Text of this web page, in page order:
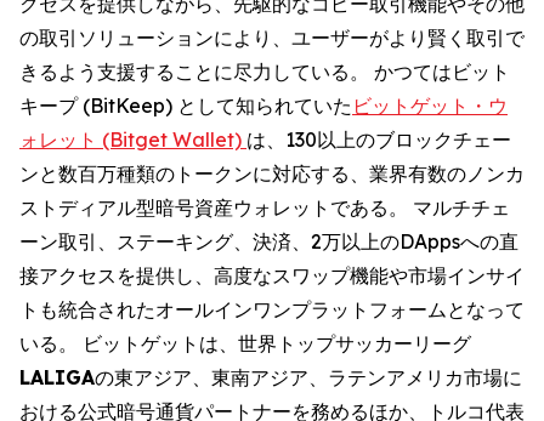
の取引ソリューションにより、ユーザーがより賢く取引で
きるよう支援することに尽力している。 かつてはビット
キープ (BitKeep) として知られていた ビットゲット・ウ
ォレット (Bitget Wallet) は、130以上のブロックチェー
ンと数百万種類のトークンに対応する、業界有数のノンカ
ストディアル型暗号資産ウォレットである。 マルチチェ
ーン取引、ステーキング、決済、2万以上のDAppsへの直
接アクセスを提供し、高度なスワップ機能や市場インサイ
トも統合されたオールインワンプラットフォームとなって
いる。 ビットゲットは、世界トップサッカーリーグ
LALIGAの東アジア、東南アジア、ラテンアメリカ市場に
おける公式暗号通貨パートナーを務めるほか、トルコ代表